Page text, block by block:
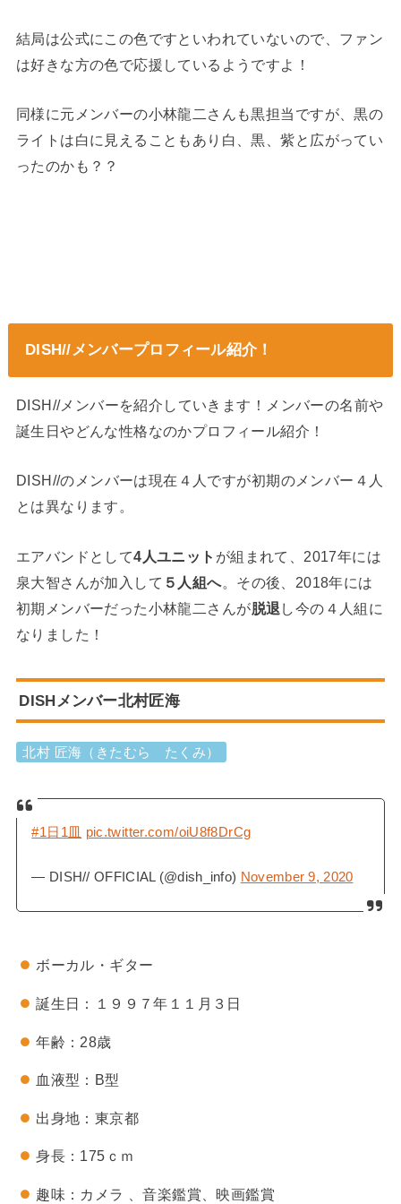
結局は公式にこの色ですといわれていないので、ファン
は好きな方の色で応援しているようですよ！
同様に元メンバーの小林龍二さんも黒担当ですが、黒の
ライトは白に見えることもあり白、黒、紫と広がってい
ったのかも？？
DISH//メンバープロフィール紹介！
DISH//メンバーを紹介していきます！メンバーの名前や
誕生日やどんな性格なのかプロフィール紹介！
DISH//のメンバーは現在４人ですが初期のメンバー４人
とは異なります。
エアバンドとして4人ユニット が組まれて、2017年には
泉大智さんが加入して ５人組へ。その後、2018年には
初期メンバーだった小林龍二さんが 脱退 し今の４人組に
なりました！
DISHメンバー北村匠海
北村 匠海（きたむら たくみ）
#1日1皿 pic.twitter.com/oiU8f8DrCg
— DISH// OFFICIAL (@dish_info) November 9, 2020
ボーカル・ギター
誕生日：１９９７年１１月３日
年齢：28歳
血液型：B型
出身地：東京都
身長：175ｃｍ
趣味：カメラ 、音楽鑑賞、映画鑑賞